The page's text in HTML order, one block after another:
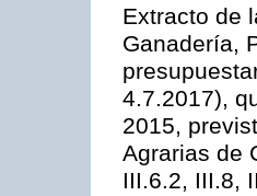
Extracto de
Ganadería,
4.7.2017),
2015,
Agrarias de
III.6.2, III.8,